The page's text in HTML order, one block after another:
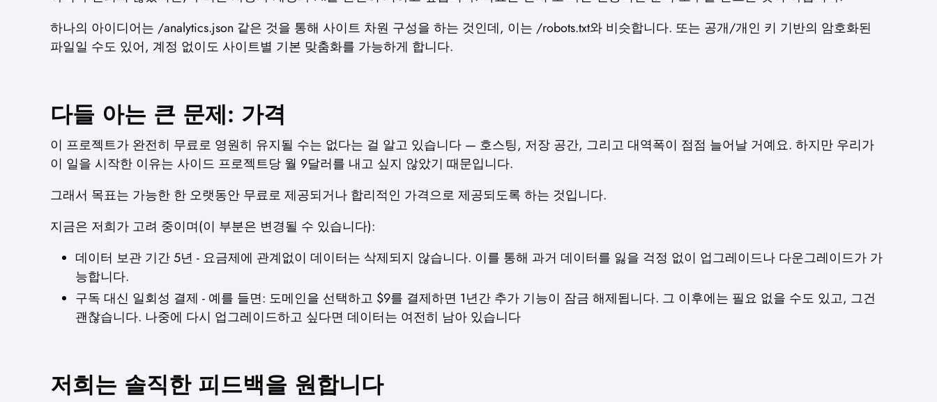
하나의 아이디어는 /analytics.json 같은 것을 통해 사이트 차원 구성을 하는 것인데, 이는 /robots.txt와 비슷합니다. 또는 공개/개인 키 기반의 암호화된
파일일 수도 있어, 계정 없이도 사이트별 기본 맞춤화를 가능하게 합니다.
다들 아는 큰 문제: 가격
이 프로젝트가 완전히 무료로 영원히 유지될 수는 없다는 걸 알고 있습니다 — 호스팅, 저장 공간, 그리고 대역폭이 점점 늘어날 거예요. 하지만 우리가
이 일을 시작한 이유는 사이드 프로젝트당 월 9달러를 내고 싶지 않았기 때문입니다.
그래서 목표는 가능한 한 오랫동안 무료로 제공되거나 합리적인 가격으로 제공되도록 하는 것입니다.
지금은 저희가 고려 중이며(이 부분은 변경될 수 있습니다):
데이터 보관 기간 5년 - 요금제에 관계없이 데이터는 삭제되지 않습니다. 이를 통해 과거 데이터를 잃을 걱정 없이 업그레이드나 다운그레이드가 가
능합니다.
구독 대신 일회성 결제 - 예를 들면: 도메인을 선택하고 $9를 결제하면 1년간 추가 기능이 잠금 해제됩니다. 그 이후에는 필요 없을 수도 있고, 그건
괜찮습니다. 나중에 다시 업그레이드하고 싶다면 데이터는 여전히 남아 있습니다
저희는 솔직한 피드백을 원합니다